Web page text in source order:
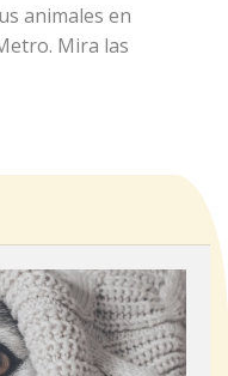
animales en
Mira las